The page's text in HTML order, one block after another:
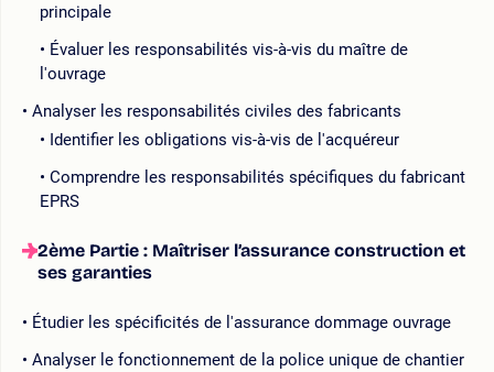
principale
Évaluer les responsabilités vis-à-vis du maître de
l'ouvrage
Analyser les responsabilités civiles des fabricants
Identifier les obligations vis-à-vis de l'acquéreur
Comprendre les responsabilités spécifiques du fabricant
EPRS
2ème Partie : Maîtriser l’assurance construction et
ses garanties
Étudier les spécificités de l'assurance dommage ouvrage
Analyser le fonctionnement de la police unique de chantier